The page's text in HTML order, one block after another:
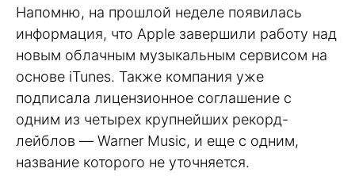
Напомню, на прошлой неделе появилась
информация, что Apple завершили работу над
новым облачным музыкальным сервисом на
основе iTunes. Также компания уже
подписала лицензионное соглашение с
одним из четырех крупнейших рекорд-
лейблов — Warner Music, и еще с одним,
название которого не уточняется.